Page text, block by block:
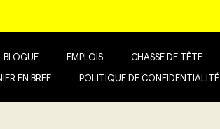
BLOGUE EMPLOIS CHASSE DE TÊTE
EN BREF POLITIQUE DE CONFIDENTIALITÉ